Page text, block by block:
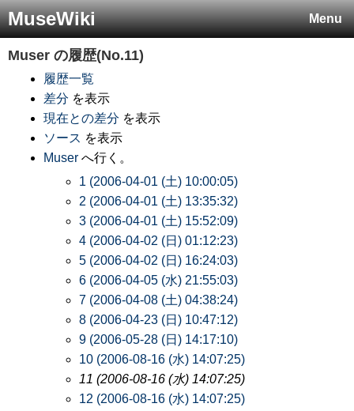
Menu
MuseWiki
Muser の履歴(No.11)
履歴一覧
差分 を表示
現在との差分 を表示
ソース を表示
Muser へ行く。
1 (2006-04-01 (土) 10:00:05)
2 (2006-04-01 (土) 13:35:32)
3 (2006-04-01 (土) 15:52:09)
4 (2006-04-02 (日) 01:12:23)
5 (2006-04-02 (日) 16:24:03)
6 (2006-04-05 (水) 21:55:03)
7 (2006-04-08 (土) 04:38:24)
8 (2006-04-23 (日) 10:47:12)
9 (2006-05-28 (日) 14:17:10)
10 (2006-08-16 (水) 14:07:25)
11 (2006-08-16 (水) 14:07:25)
12 (2006-08-16 (水) 14:07:25)